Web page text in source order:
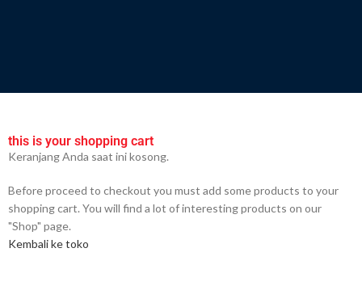
this is your shopping cart
Keranjang Anda saat ini kosong.
Before proceed to checkout you must add some products to your
shopping cart. You will find a lot of interesting products on our
"Shop" page.
Kembali ke toko